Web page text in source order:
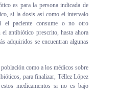
es para la persona indicada de
si la dosis así como el intervalo
paciente consume o no otro
el antibiótico prescrito, hasta ahora
adquiridos se encuentran algunas
como a los médicos sobre
para finalizar, Téllez López
medicamentos si no es bajo